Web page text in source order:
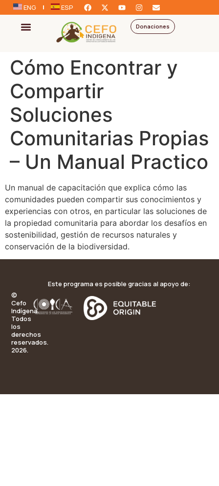
ENG ESP
Donaciones
Cómo Encontrar y
Compartir
Soluciones
Comunitarias Propias
– Un Manual Practico
Un manual de capacitación que explica cómo las
comunidades pueden compartir sus conocimientos y
experiencias con otros, en particular las soluciones de
la propiedad comunitaria para abordar los desafíos en
sostenibilidad, gestión de recursos naturales y
conservación de la biodiversidad.
©
Cefo
Indígena.
Todos
los
derechos
reservados.
2026.
Este programa es posible gracias al apoyo de: